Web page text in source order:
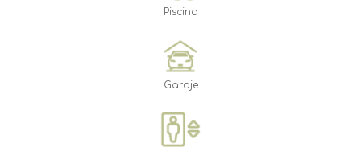
Piscina
Garaje